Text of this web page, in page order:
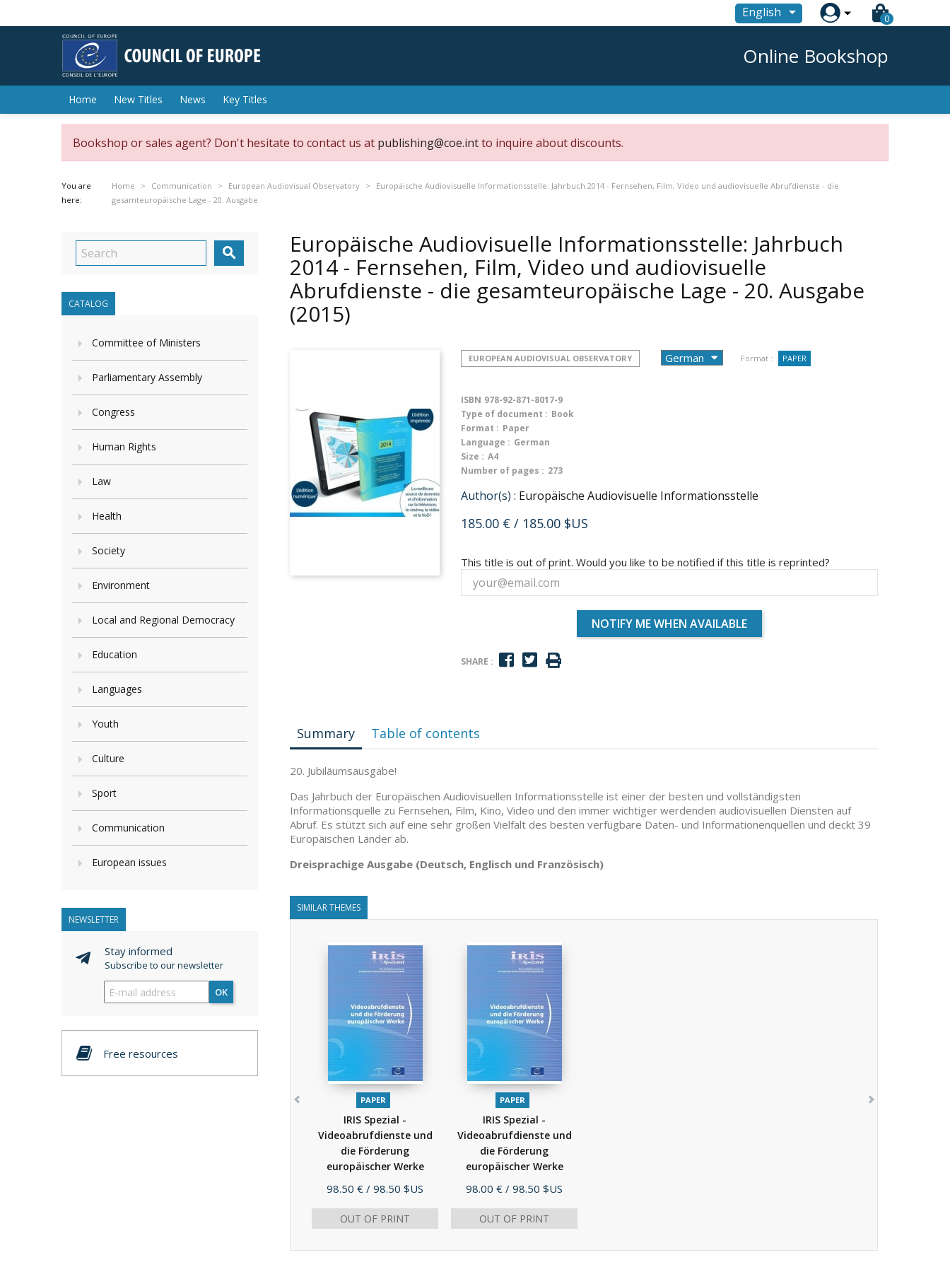
English  0
Online Bookshop
Home New Titles News Key Titles
Bookshop or sales agent? Don't hesitate to contact us at publishing@coe.intto inquire about discounts.
You are
here:
Home Communication European Audiovisual Observatory
Europäische Audiovisuelle Informationsstelle: Jahrbuch 2014 - Fernsehen, Film, Video und audiovisuelle Abrufdienste - die
gesamteuropäische Lage - 20. Ausgabe

CATALOG
Committee of Ministers
Parliamentary Assembly
Congress
Human Rights
Law
Health
Society
Environment
Local and Regional Democracy
Education
Languages
Youth
Culture
Sport
Communication
European issues
NEWSLETTER
Stay informed
Subscribe to our newsletter
OK
Free resources
Europäische Audiovisuelle Informationsstelle: Jahrbuch
2014 - Fernsehen, Film, Video und audiovisuelle
Abrufdienste - die gesamteuropäische Lage - 20. Ausgabe
(2015)
EUROPEAN AUDIOVISUAL OBSERVATORY Format : PAPER
ISBN 978-92-871-8017-9
Type of document : Book
Format : Paper
Language : German
Size : A4
Number of pages : 273
Author(s) : Europäische Audiovisuelle Informationsstelle
185.00 € / 185.00 $US
This title is out of print. Would you like to be notified if this title is reprinted?
NOTIFY ME WHEN AVAILABLE
SHARE :
Summary Table of contents
20. Jubiläumsausgabe!
Das Jahrbuch der Europäischen Audiovisuellen Informationsstelle ist einer der besten und vollständigsten
Informationsquelle zu Fernsehen, Film, Kino, Video und den immer wichtiger werdenden audiovisuellen Diensten auf
Abruf. Es stützt sich auf eine sehr großen Vielfalt des besten verfügbare Daten- und Informationenquellen und deckt 39
Europäischen Länder ab.
Dreisprachige Ausgabe (Deutsch, Englisch und Französisch)
SIMILAR THEMES
PAPER
IRIS Spezial -
Videoabrufdienste und
die Förderung
europäischer Werke
Price
98.50 € / 98.50 $US
OUT OF PRINT
PAPER
IRIS Spezial -
Videoabrufdienste und
die Förderung
europäischer Werke
Price
98.00 € / 98.50 $US
OUT OF PRINT